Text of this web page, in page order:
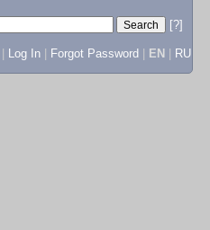
[?]
Log In Forgot Password EN RU